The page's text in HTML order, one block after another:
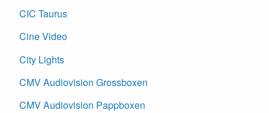
CIC Taurus
Cine Video
City Lights
CMV Audiovision Grossboxen
CMV Audiovision Pappboxen